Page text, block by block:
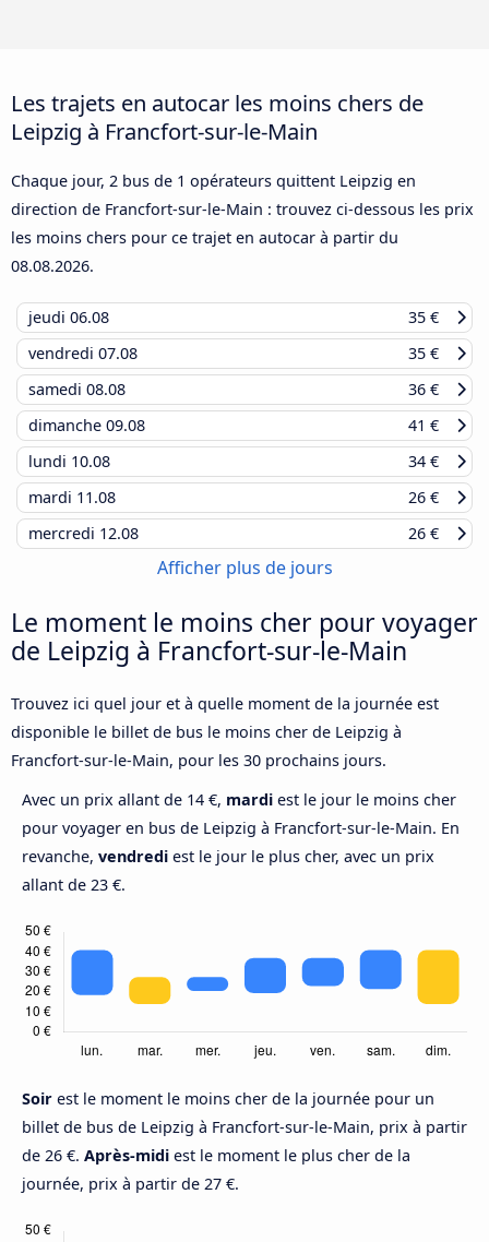
Les trajets en autocar les moins chers de
Leipzig à Francfort-sur-le-Main
Chaque jour, 2 bus de 1 opérateurs quittent Leipzig en
direction de Francfort-sur-le-Main : trouvez ci-dessous les prix
les moins chers pour ce trajet en autocar à partir du
08.08.2026.
jeudi 06.08
35 €
vendredi 07.08
35 €
samedi 08.08
36 €
dimanche 09.08
41 €
lundi 10.08
34 €
mardi 11.08
26 €
mercredi 12.08 26 €
Afficher plus de jours
Le moment le moins cher pour voyager
de Leipzig à Francfort-sur-le-Main
Trouvez ici quel jour et à quelle moment de la journée est
disponible le billet de bus le moins cher de Leipzig à
Francfort-sur-le-Main, pour les 30 prochains jours.
Avec un prix allant de 14 €, mardi est le jour le moins cher
pour voyager en bus de Leipzig à Francfort-sur-le-Main. En
revanche, vendredi est le jour le plus cher, avec un prix
allant de 23 €.
Soir est le moment le moins cher de la journée pour un
billet de bus de Leipzig à Francfort-sur-le-Main, prix à partir
de 26 €. Après-midi est le moment le plus cher de la
journée, prix à partir de 27 €.